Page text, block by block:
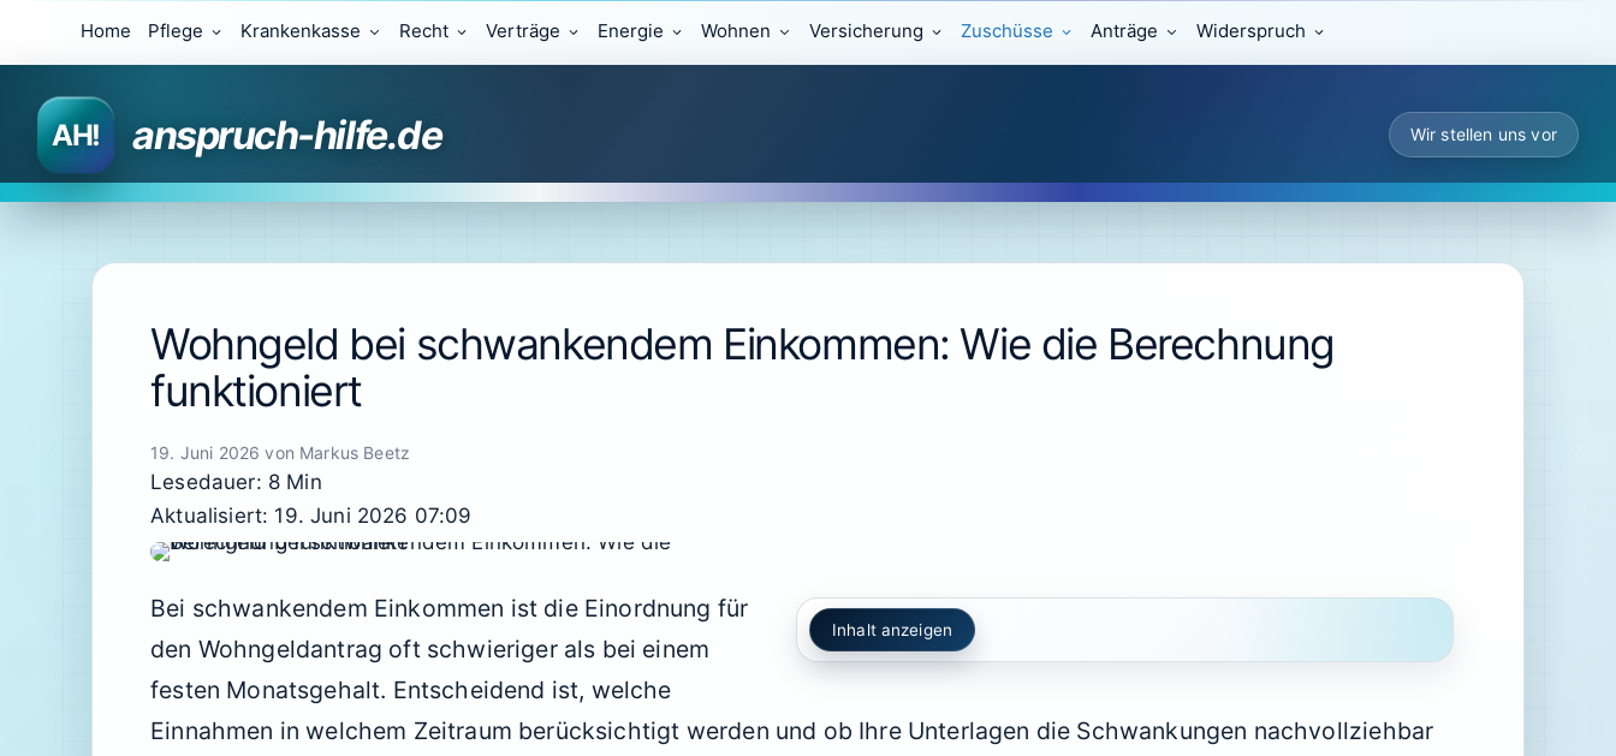
Home Pflege Krankenkasse Recht Verträge Energie Wohnen Versicherung Zuschüsse Anträge Widerspruch
anspruch-hilfe.de Wir stellen uns vor
Wohngeld bei schwankendem Einkommen: Wie die Berechnung
funktioniert
19. Juni 2026 von Markus Beetz
Lesedauer: 8 Min
Aktualisiert: 19. Juni 2026 07:09
Inhalt anzeigen
Bei schwankendem Einkommen ist die Einordnung für
den Wohngeldantrag oft schwieriger als bei einem
festen Monatsgehalt. Entscheidend ist, welche
Einnahmen in welchem Zeitraum berücksichtigt werden und ob Ihre Unterlagen die Schwankungen nachvollziehbar